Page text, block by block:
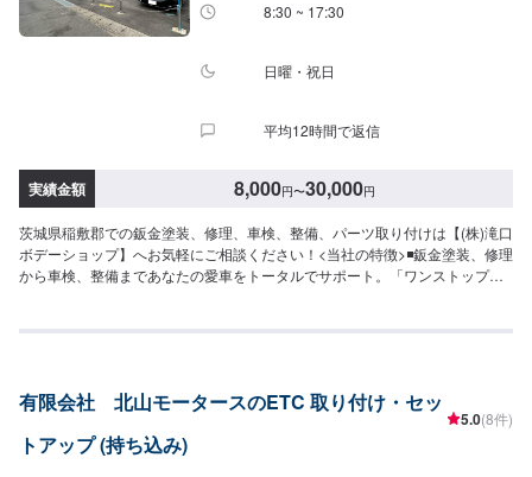
8:30 ~ 17:30
日曜・祝日
平均12時間で返信
実績金額 8,000円〜30,000円
茨城県稲敷郡での鈑金塗装、修理、車検、整備、パーツ取り付けは【(株)滝口
ボデーショップ】へお気軽にご相談ください！<当社の特徴>◾鈑金塗装、修理
から車検、整備まであなたの愛車をトータルでサポート。「ワンストップ」
んでもお問い合わせください。◾プロの熟練の技が納得の仕上がりをお約束。
質への絶対の自信。とにかく安心してお任せください。<ご希望と条件に応じ
たパーソナルメニューを提案！>「技術的なクオリティの提供はもちろん、お
客様目線での最善のメニューと車輌価値をできる限り下げない処理をいかに
有限会社 北山モータースのETC 取り付け・セッ
トアップ (持ち込み)
5.0(8件)